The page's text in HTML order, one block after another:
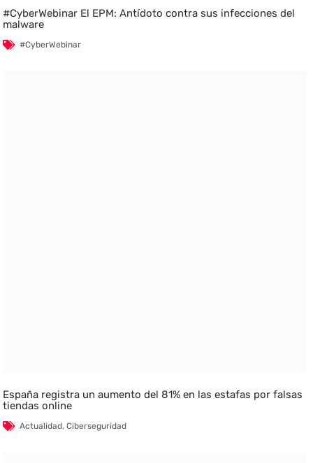
#CyberWebinar El EPM: Antídoto contra sus infecciones del
malware
#CyberWebinar
España registra un aumento del 81% en las estafas por falsas
tiendas online
Actualidad,Ciberseguridad